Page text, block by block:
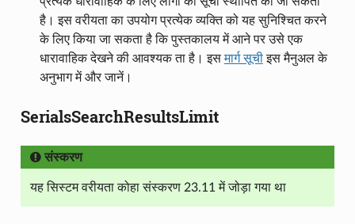
है। इस वरीयता का उपयोग प्रत्येक व्यक्ति को यह सुनिश्चित करने
के लिए किया जा सकता है कि पुस्तकालय में आने पर उसे एक
धारावाहिक देखने की आवश्यक ता है। इसमार्ग सूचीइस मैनुअल के
अनुभाग में और जानें।
SerialsSearchResultsLimit
संस्करण
यह सिस्टम वरीयता कोहा संस्करण 23.11 में जोड़ा गया था